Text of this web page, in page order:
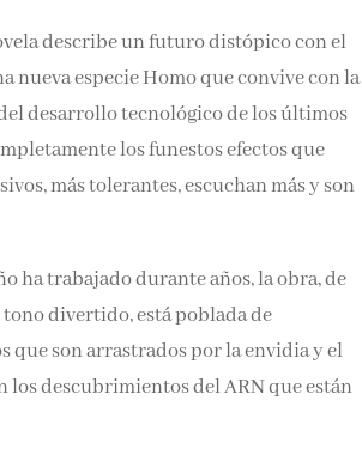
describe un futuro distópico con el
nueva especie Homo que convive con la
desarrollo tecnológico de los últimos
los funestos efectos que
más tolerantes, escuchan más y son
ha trabajado durante años, la obra, de
divertido, está poblada de
que son arrastrados por la envidia y el
los descubrimientos del ARN que están